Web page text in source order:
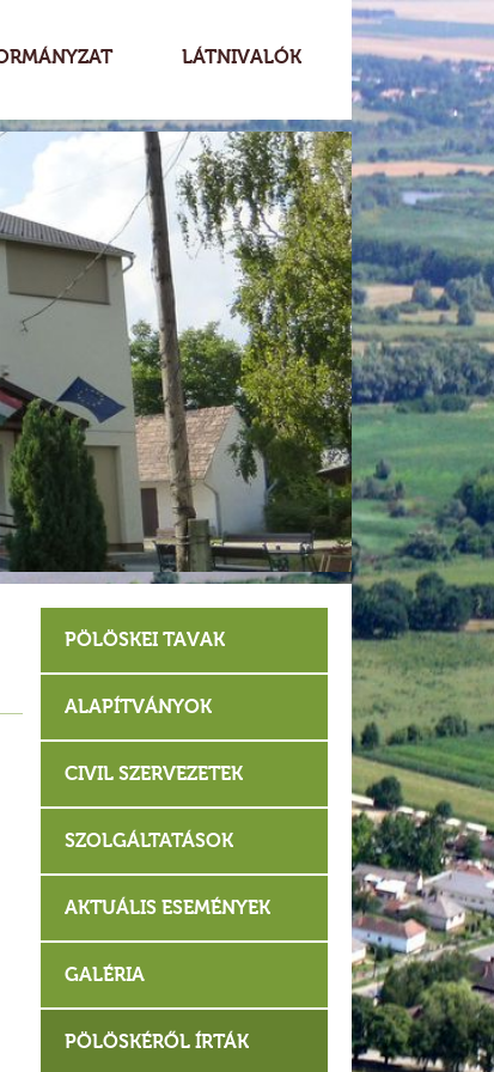
LÁTNIVALÓK
PÖLÖSKEI TAVAK
ALAPÍTVÁNYOK
CIVIL SZERVEZETEK
SZOLGÁLTATÁSOK
AKTUÁLIS ESEMÉNYEK
GALÉRIA
PÖLÖSKÉRŐL ÍRTÁK